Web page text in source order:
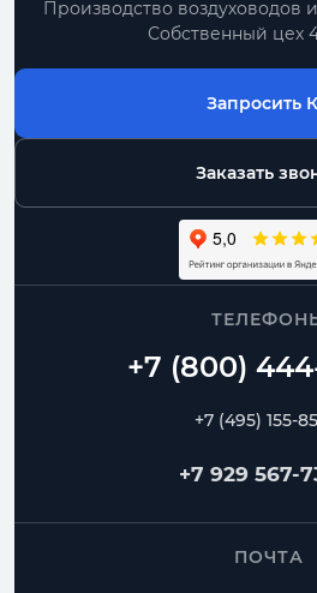
Производство воздуховодов
Собственный цех
Запросить
Заказать
+7 (495) 155-
+7 929 567-
ПОЧТА